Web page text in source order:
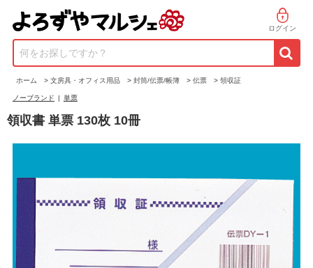
ログイン
何をお探しですか？
ホーム > 文房具・オフィス用品 > 封筒/伝票/帳簿 > 伝票 > 領収証
ノーブランド | 単票
領収書 単票 130枚 10冊